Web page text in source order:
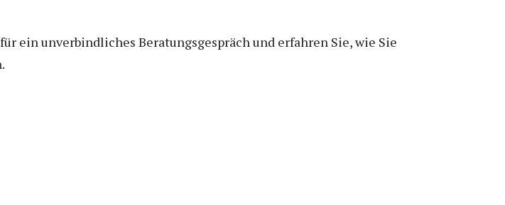
ein unverbindliches Beratungsgespräch und erfahren Sie, wie Sie